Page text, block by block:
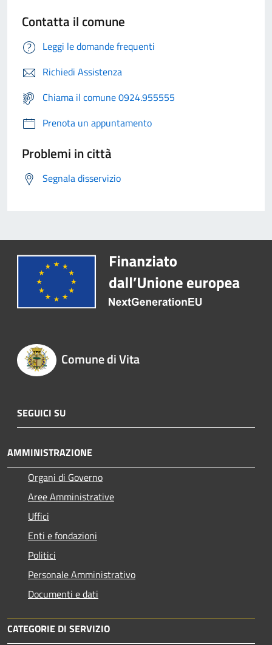
Contatta il comune
Leggi le domande frequenti
Richiedi Assistenza
Chiama il comune 0924.955555
Prenota un appuntamento
Problemi in città
Segnala disservizio
Comune di Vita
SEGUICI SU
AMMINISTRAZIONE
Organi di Governo
Aree Amministrative
Uffici
Enti e fondazioni
Politici
Personale Amministrativo
Documenti e dati
CATEGORIE DI SERVIZIO